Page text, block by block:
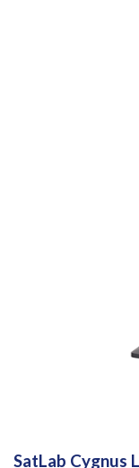
SatLab Cygnus